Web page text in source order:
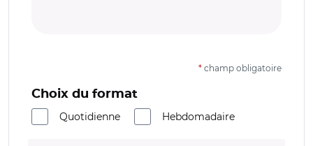
* champ obligatoire
Choix du format
Quotidienne
Hebdomadaire